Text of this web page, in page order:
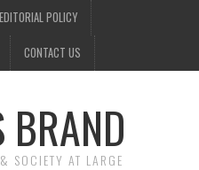
EDITORIAL POLICY
CONTACT US
BRAND
SOCIETY AT LARGE